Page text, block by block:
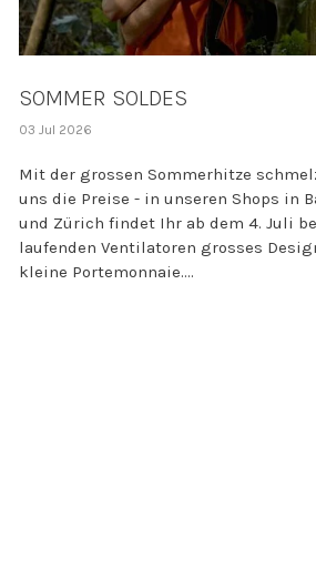
SOMMER SOLDES
03 Jul 2026
Mit der grossen Sommerhitze
uns die Preise - in unseren Shops in
und Zürich findet Ihr ab dem 4. Juli
laufenden Ventilatoren grosses
kleine Portemonnaie....